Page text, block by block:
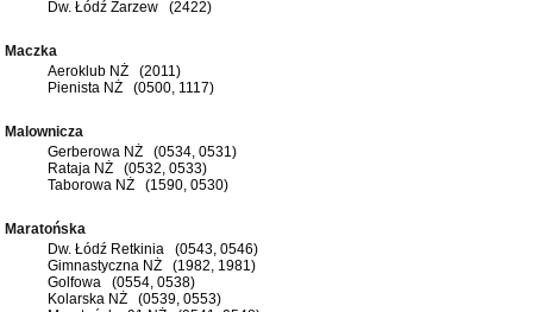
Dw. Łódź Zarzew (2422)
Maczka
Aeroklub NŻ (2011)
Pienista NŻ (0500, 1117)
Malownicza
Gerberowa NŻ (0534, 0531)
Rataja NŻ (0532, 0533)
Taborowa NŻ (1590, 0530)
Maratońska
Dw. Łódź Retkinia (0543, 0546)
Gimnastyczna NŻ (1982, 1981)
Golfowa (0554, 0538)
Kolarska NŻ (0539, 0553)